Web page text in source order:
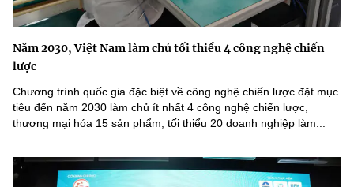
Năm 2030, Việt Nam làm chủ tối thiểu 4 công nghệ chiến
lược
Chương trình quốc gia đặc biệt về công nghệ chiến lược đặt mục
tiêu đến năm 2030 làm chủ ít nhất 4 công nghệ chiến lược,
thương mại hóa 15 sản phẩm, tối thiểu 20 doanh nghiệp làm...